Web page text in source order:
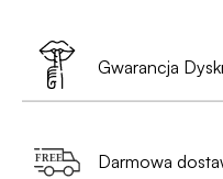
Gwarancja
Darmowa